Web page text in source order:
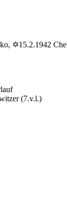
✡15.2.1942
(7.v.l.)